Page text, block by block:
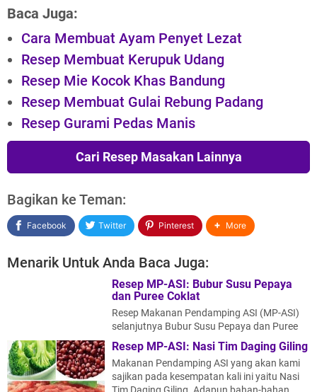
Baca Juga:
Cara Membuat Ayam Penyet Lezat
Resep Membuat Kerupuk Udang
Resep Mie Kocok Khas Bandung
Resep Membuat Gulai Rebung Padang
Resep Gurami Pedas Manis
Cari Resep Masakan Lainnya
Bagikan ke Teman:
Facebook Twitter Pinterest More
Menarik Untuk Anda Baca Juga:
Resep MP-ASI: Bubur Susu Pepaya
dan Puree Coklat
Resep Makanan Pendamping ASI (MP-ASI)
selanjutnya Bubur Susu Pepaya dan Puree
Coklat. Bubur Susu Pepaya terdiri atas bah…
Resep MP-ASI: Nasi Tim Daging Giling
Makanan Pendamping ASI yang akan kami
sajikan pada kesempatan kali ini yaitu Nasi